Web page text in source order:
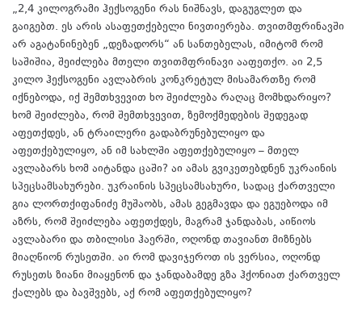
„2,4 კილოგრამი ჰექსოგენი რას ნიშნავს, დაგუგლეთ და
გაიგებთ. ეს არის ასაფეთქებელი ნივთიერება. თვითმფრინავში
არ აგატანინებენ „დეზადორს“ ან სანთებელას, იმიტომ რომ
საშიშია, შეიძლება მთელი თვითმფრინავი ააფეთქო. აი 2,5
კილო ჰექსოგენი ავლაბრის კონკრეტულ მისამართზე რომ
იქნებოდა, იქ შემთხვევით ხო შეიძლება რაღაც მომხდარიყო?
ხომ შეიძლება, რომ შემთხვევით, ზემოქმედების შედეგად
აფეთქდეს, ან ტრაილერი გადაბრუნებულიყო და
აფეთქებულიყო, ან იმ სახლში აფეთქებულიყო – მთელ
ავლაბარს ხომ აიტანდა ცაში? აი ამას გვიკეთებდნენ უკრაინის
სპეცსამსახურები. უკრაინის სპეცსამსახური, სადაც ქართველი
გია ლორთქიფანიძე მუშაობს, ამას გეგმავდა და ეგუებოდა იმ
აზრს, რომ შეიძლება აფეთქდეს, მაგრამ ჯანდაბას, აიწიოს
ავლაბარი და თბილისი ჰაერში, ოღონდ თავიანთ მიზნებს
მიაღწიონ რუსეთში. აი რომ დავიჯეროთ ის ვერსია, ოღონდ
რუსეთს ზიანი მიაყენონ და ჯანდაბამდე გზა ჰქონიათ ქართველ
ქალებს და ბავშვებს, აქ რომ აფეთქებულიყო?